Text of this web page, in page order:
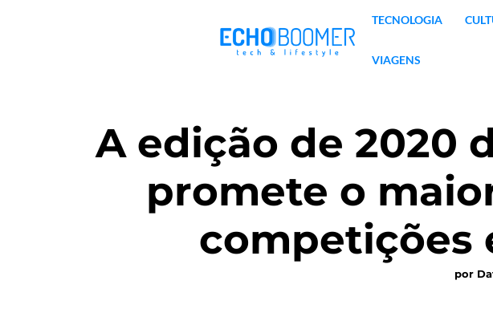
TECNOLOGIA
VIAGENS
A edição de 2020
promete o
competições
por